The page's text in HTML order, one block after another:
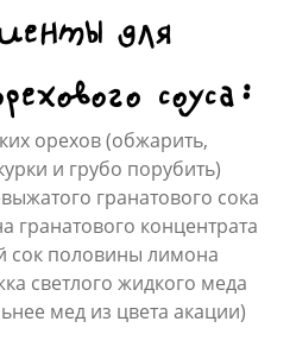
для
соуса:
орехов (обжарить,
и грубо порубить)
гранатового сока
гранатового концентрата
сок половины лимона
светлого жидкого меда
мед из цвета акации)